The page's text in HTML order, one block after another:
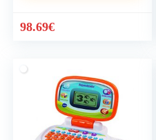
98.69€